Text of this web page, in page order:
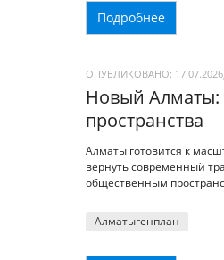
Подробнее
ОПУБЛИКОВАНО: 17.07.2026,
Новый Алматы:
пространства
Алматы готовится к
вернуть современный
общественным
Алматыгенплан